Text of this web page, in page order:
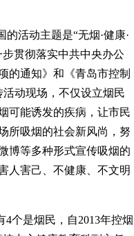
活动主题是“无烟·健康·
贯彻落实中共中央办公
的通知》和《青岛市控制
动现场，不仅设立烟民
可能诱发的疾病，让市民
所吸烟的社会新风尚，努
博等多种形式宣传吸烟的
人害己、不健康、不文明
个是烟民，自2013年控烟